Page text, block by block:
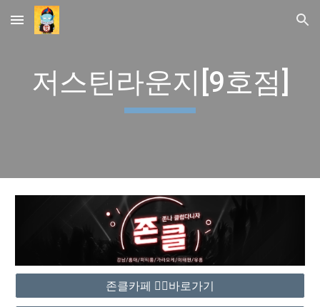
Skip to main content Skip to navigation
저스틴라운지[9호점]
존클카페 ❤️‍🔥바로가기